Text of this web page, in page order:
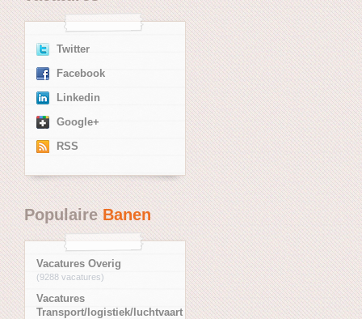
Twitter
Facebook
Linkedin
Google+
RSS
PopulaireBanen
Vacatures Overig
(9288 vacatures)
Vacatures
Transport/logistiek/luchtvaart